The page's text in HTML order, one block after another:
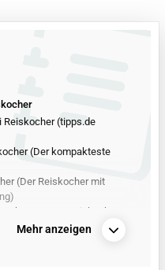
Reiskocher (tipps.de
(Der kompakteste
(Der Reiskocher mit
1500AT Reiskocher
Bedienung im Test)
Mehr anzeigen